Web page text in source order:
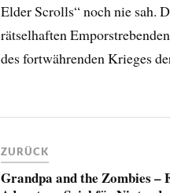
Elder Scrolls“ noch nie sah.
rätselhaften
des fortwährenden Krieges
ZURÜCK
Grandpa and the Zombies –